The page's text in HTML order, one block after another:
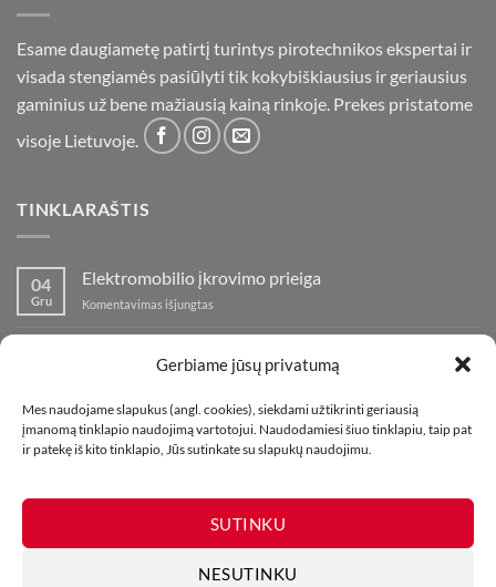
Gerbiame jūsų privatumą
Mes naudojame slapukus (angl. cookies), siekdami užtikrinti geriausią
įmanomą tinklapio naudojimą vartotojui. Naudodamiesi šiuo tinklapiu, taip pat
ir patekę iš kito tinklapio, Jūs sutinkate su slapukų naudojimu.
SUTINKU
NESUTINKU
Esame daugiametę patirtį turintys pirotechnikos ekspertai ir
visada stengiamės pasiūlyti tik kokybiškiausius ir geriausius
gaminius už bene mažiausią kainą rinkoje. Prekes pristatome
visoje Lietuvoje.
TINKLARAŠTIS
04
Gru
Elektromobilio įkrovimo prieiga
Komentavimas išjungtas
prieiga
Komentavimas išjungtasįraše
fejerverkų
parduotuvė
Klaipedoje!
01
Lap
Kaip fotografuoti fejerverkus
Komentavimas išjungtasįraše
fejerverkus